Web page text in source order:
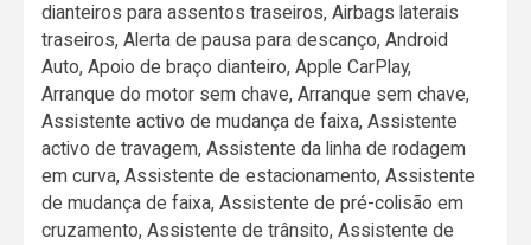
dianteiros para assentos traseiros, Airbags laterais
traseiros, Alerta de pausa para descanço, Android
Auto, Apoio de braço dianteiro, Apple CarPlay,
Arranque do motor sem chave, Arranque sem chave,
Assistente activo de mudança de faixa, Assistente
activo de travagem, Assistente da linha de rodagem
em curva, Assistente de estacionamento, Assistente
de mudança de faixa, Assistente de pré-colisão em
cruzamento, Assistente de trânsito, Assistente de